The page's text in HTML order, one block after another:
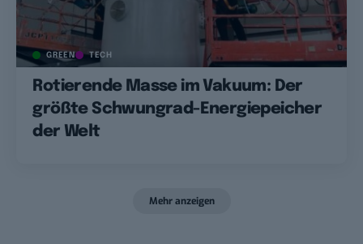
GREEN TECH
Rotierende Masse im Vakuum: Der
größte Schwungrad-Energiepeicher
der Welt
Mehr anzeigen